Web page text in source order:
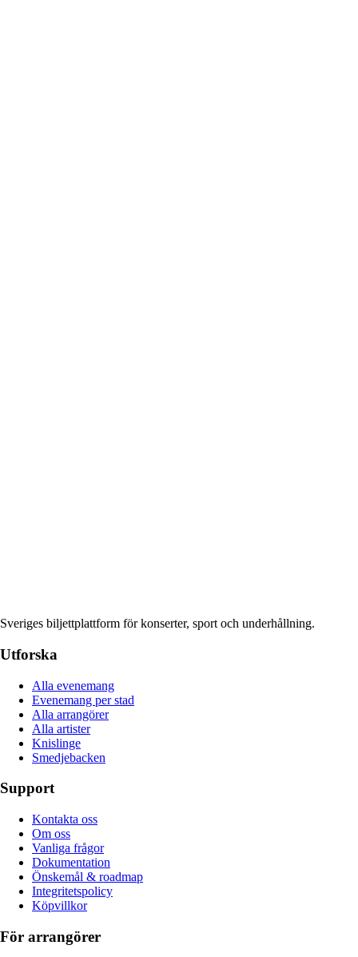
Sveriges biljettplattform för konserter, sport och underhållning.
Utforska
Alla evenemang
Evenemang per stad
Alla arrangörer
Alla artister
Knislinge
Smedjebacken
Support
Kontakta oss
Om oss
Vanliga frågor
Dokumentation
Önskemål & roadmap
Integritetspolicy
Köpvillkor
För arrangörer